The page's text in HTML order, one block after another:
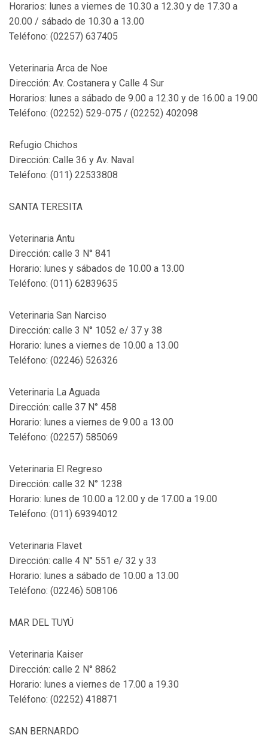
Horarios: lunes a viernes de 10.30 a 12.30 y de 17.30 a
20.00 / sábado de 10.30 a 13.00
Teléfono: (02257) 637405
Veterinaria Arca de Noe
Dirección: Av. Costanera y Calle 4 Sur
Horarios: lunes a sábado de 9.00 a 12.30 y de 16.00 a 19.00
Teléfono: (02252) 529-075 / (02252) 402098
Refugio Chichos
Dirección: Calle 36 y Av. Naval
Teléfono: (011) 22533808
SANTA TERESITA
Veterinaria Antu
Dirección: calle 3 N° 841
Horario: lunes y sábados de 10.00 a 13.00
Teléfono: (011) 62839635
Veterinaria San Narciso
Dirección: calle 3 N° 1052 e/ 37 y 38
Horario: lunes a viernes de 10.00 a 13.00
Teléfono: (02246) 526326
Veterinaria La Aguada
Dirección: calle 37 N° 458
Horario: lunes a viernes de 9.00 a 13.00
Teléfono: (02257) 585069
Veterinaria El Regreso
Dirección: calle 32 N° 1238
Horario: lunes de 10.00 a 12.00 y de 17.00 a 19.00
Teléfono: (011) 69394012
Veterinaria Flavet
Dirección: calle 4 N° 551 e/ 32 y 33
Horario: lunes a sábado de 10.00 a 13.00
Teléfono: (02246) 508106
MAR DEL TUYÚ
Veterinaria Kaiser
Dirección: calle 2 N° 8862
Horario: lunes a viernes de 17.00 a 19.30
Teléfono: (02252) 418871
SAN BERNARDO